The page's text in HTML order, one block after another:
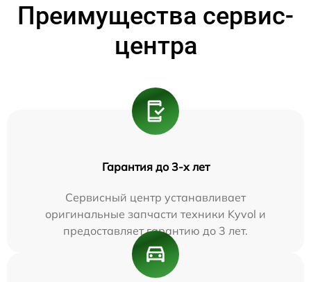
Преимущества сервис-
центра
Гарантия до 3-х лет
Сервисный центр устанавливает
оригинальные запчасти техники Kyvol и
предоставляет гарантию до 3 лет.